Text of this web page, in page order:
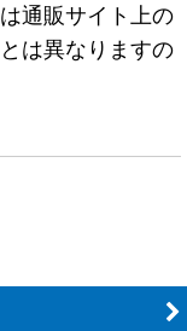
通販サイト上の
は異なりますの